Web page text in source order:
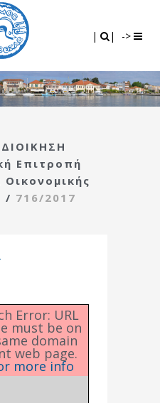
| | ->
ΔΙΟΙΚΗΣΗ
Επιτροπή
/ 716/2017
Error: URL
must be on
domain
web page.
more info